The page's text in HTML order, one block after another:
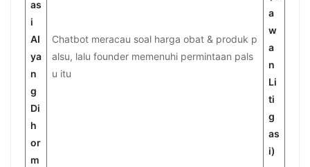
as
i
AI
ya
n
g
Di
h
or
m
Chatbot meracau soal harga obat & produk p
alsu, lalu founder memenuhi permintaan pals
u itu
a
w
a
n
Li
ti
g
as
i)